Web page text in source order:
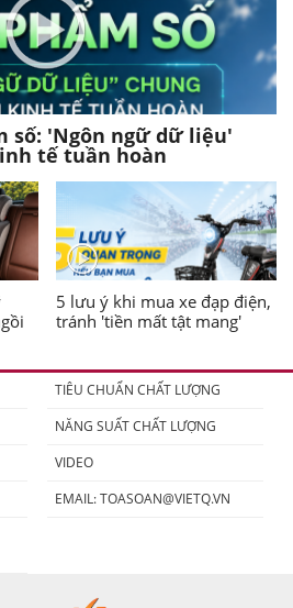
số: 'Ngôn ngữ dữ liệu'
tế tuần hoàn
5 lưu ý khi mua xe đạp điện,
tránh 'tiền mất tật mang'
TIÊU CHUẨN CHẤT LƯỢNG
NĂNG SUẤT CHẤT LƯỢNG
VIDEO
EMAIL:TOASOAN@VIETQ.VN